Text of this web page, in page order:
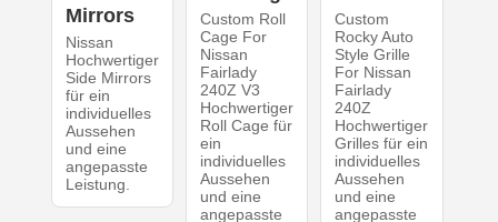
Mirrors
Nissan
Hochwertiger
Side Mirrors
für ein
individuelles
Aussehen
und eine
angepasste
Leistung.
Custom Roll
Cage For
Nissan
Fairlady
240Z V3
Hochwertiger
Roll Cage für
ein
individuelles
Aussehen
und eine
angepasste
Custom
Rocky Auto
Style Grille
For Nissan
Fairlady
240Z
Hochwertiger
Grilles für ein
individuelles
Aussehen
und eine
angepasste